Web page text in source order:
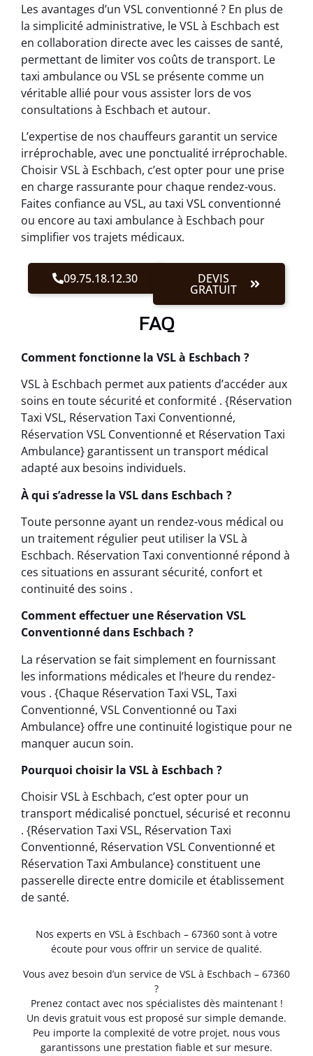
Les avantages d’un VSL conventionné ? En plus de
la simplicité administrative, le VSL à Eschbach est
en collaboration directe avec les caisses de santé,
permettant de limiter vos coûts de transport. Le
taxi ambulance ou VSL se présente comme un
véritable allié pour vous assister lors de vos
consultations à Eschbach et autour.
L’expertise de nos chauffeurs garantit un service
irréprochable, avec une ponctualité irréprochable.
Choisir VSL à Eschbach, c’est opter pour une prise
en charge rassurante pour chaque rendez-vous.
Faites confiance au VSL, au taxi VSL conventionné
ou encore au taxi ambulance à Eschbach pour
simplifier vos trajets médicaux.
09.75.18.12.30 DEVIS
GRATUIT
FAQ
Comment fonctionne la VSL à Eschbach ?
VSL à Eschbach permet aux patients d’accéder aux
soins en toute sécurité et conformité . {Réservation
Taxi VSL, Réservation Taxi Conventionné,
Réservation VSL Conventionné et Réservation Taxi
Ambulance} garantissent un transport médical
adapté aux besoins individuels.
À qui s’adresse la VSL dans Eschbach ?
Toute personne ayant un rendez-vous médical ou
un traitement régulier peut utiliser la VSL à
Eschbach. Réservation Taxi conventionné répond à
ces situations en assurant sécurité, confort et
continuité des soins .
Comment effectuer une Réservation VSL
Conventionné dans Eschbach ?
La réservation se fait simplement en fournissant
les informations médicales et l’heure du rendez-
vous . {Chaque Réservation Taxi VSL, Taxi
Conventionné, VSL Conventionné ou Taxi
Ambulance} offre une continuité logistique pour ne
manquer aucun soin.
Pourquoi choisir la VSL à Eschbach ?
Choisir VSL à Eschbach, c’est opter pour un
transport médicalisé ponctuel, sécurisé et reconnu
. {Réservation Taxi VSL, Réservation Taxi
Conventionné, Réservation VSL Conventionné et
Réservation Taxi Ambulance} constituent une
passerelle directe entre domicile et établissement
de santé.
Nos experts en VSL à Eschbach – 67360 sont à votre
écoute pour vous offrir un service de qualité.
Vous avez besoin d’un service de VSL à Eschbach – 67360
?
Prenez contact avec nos spécialistes dès maintenant !
Un devis gratuit vous est proposé sur simple demande.
Peu importe la complexité de votre projet, nous vous
garantissons une prestation fiable et sur mesure.